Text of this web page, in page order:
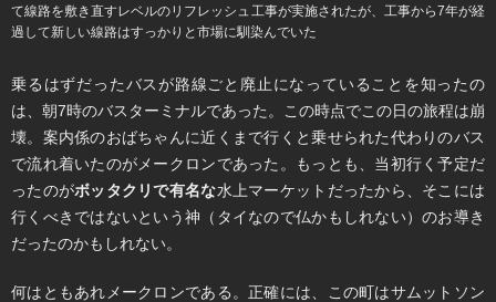
て線路を敷き直すレベルのリフレッシュ工事が実施されたが、工事から7年が経
過して新しい線路はすっかりと市場に馴染んでいた
乗るはずだったバスが路線ごと廃止になっていることを知ったの
は、朝7時のバスターミナルであった。この時点でこの日の旅程は崩
壊。案内係のおばちゃんに近くまで行くと乗せられた代わりのバス
で流れ着いたのがメークロンであった。もっとも、当初行く予定だ
ったのがボッタクリで有名な水上マーケットだったから、そこには
行くべきではないという神（タイなので仏かもしれない）のお導き
だったのかもしれない。
何はともあれメークロンである。正確には、この町はサムットソン